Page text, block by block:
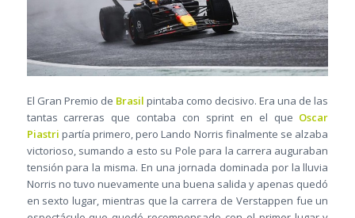
El Gran Premio de Brasil pintaba como decisivo. Era una de las
tantas carreras que contaba con sprint en el que Oscar
Piastri partía primero, pero Lando Norris finalmente se alzaba
victorioso, sumando a esto su Pole para la carrera auguraban
tensión para la misma. En una jornada dominada por la lluvia
Norris no tuvo nuevamente una buena salida y apenas quedó
en sexto lugar, mientras que la carrera de Verstappen fue un